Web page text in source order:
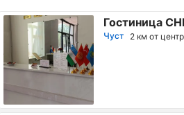
Гостиница
Чуст 2 км от